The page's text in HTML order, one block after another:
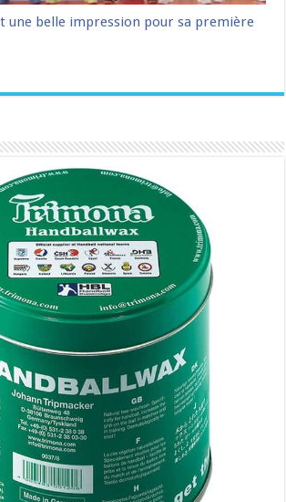
une belle impression pour sa première